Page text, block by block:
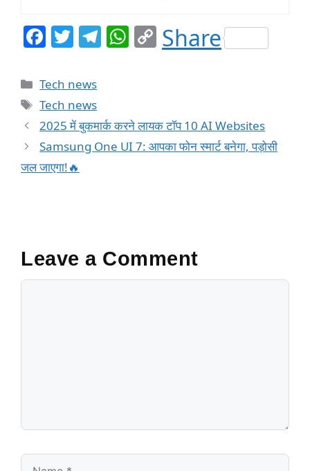
F
c
e
b
o
o
T
itt
er
T
ra
m
W
A
p
C
o
Li
n
Share
Categories
Tech news
Tags
Tech news
2025 में बुकमार्क करने लायक टॉप 10 AI Websites
Samsung One UI 7: आपका फोन स्मार्ट बनेगा, पड़ोसी
जल जाएगा!🔥
Leave a Comment
Comment
Name